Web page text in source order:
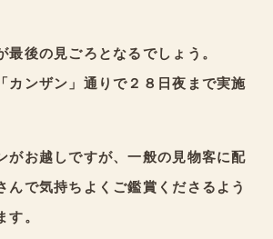
最後の見ごろとなるでしょう。
カンザン」通りで２８日夜まで実施
がお越しですが、一般の見物客に配
んで気持ちよくご鑑賞くださるよう
す。